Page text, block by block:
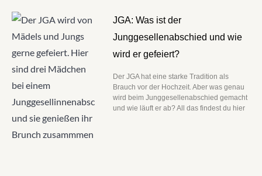
JGA: Was ist der
Junggesellenabschied und wie
wird er gefeiert?
Der JGA hat eine starke Tradition als
Brauch vor der Hochzeit. Aber was genau
wird beim Junggesellenabschied gemacht
und wie läuft er ab? All das findest du hier